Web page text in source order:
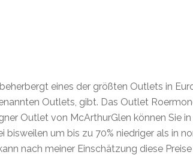
eines der größten Outlets in
Outlets, gibt. Das Outlet
Outlet von McArthurGlen können Sie
bisweilen um bis zu 70% niedriger als in
nach meiner Einschätzung diese